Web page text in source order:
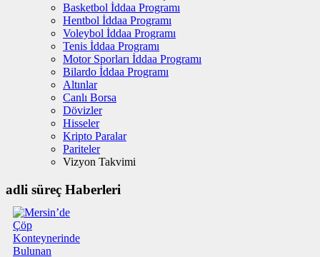
Basketbol İddaa Programı
Hentbol İddaa Programı
Voleybol İddaa Programı
Tenis İddaa Programı
Motor Sporları İddaa Programı
Bilardo İddaa Programı
Altınlar
Canlı Borsa
Dövizler
Hisseler
Kripto Paralar
Pariteler
Vizyon Takvimi
adli süreç Haberleri